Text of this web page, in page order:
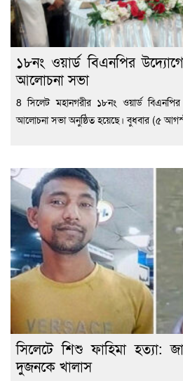
১৮নং ওয়ার্ড বিএনপির
আলোচনা সভা
8 সিলেট মহানগরীর ১৮নং ওয়ার্ড
আলোচনা সভা অনুষ্ঠিত হয়েছে। বুধবার (৫
সিলেটে শিশু ফাহিমা হত্যা:
দুজনকে খালাস